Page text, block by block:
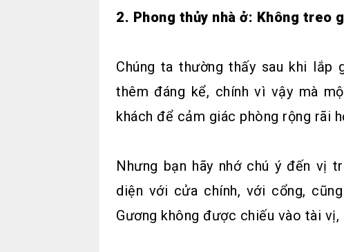
2. Phong thủy nhà ở: Không treo
Chúng ta thường thấy sau khi lắp
thêm đáng kể, chính vì vậy mà
khách để cảm giác phòng rộng rãi
Nhưng bạn hãy nhớ chú ý đến vị
diện với cửa chính, với cổng,
Gương không được chiếu vào tài